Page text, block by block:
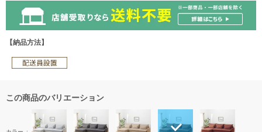
【納品方法】
この商品のバリエーション